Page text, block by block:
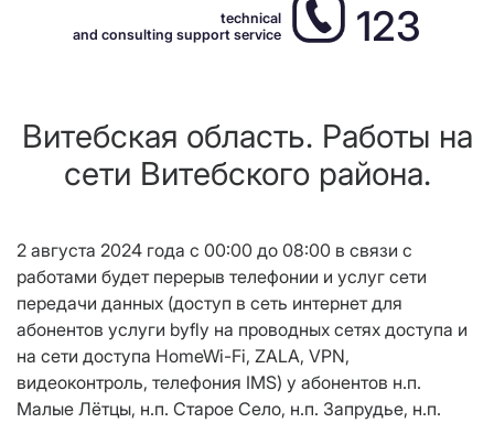
technical
and consulting support service
123
Витебская область. Работы на
сети Витебского района.
2 августа 2024 года с 00:00 до 08:00 в связи с
работами будет перерыв телефонии и услуг сети
передачи данных (доступ в сеть интернет для
абонентов услуги byfly на проводных сетях доступа и
на сети доступа HomeWi-Fi, ZALA, VPN,
видеоконтроль, телефония IMS) у абонентов н.п.
Малые Лётцы, н.п. Старое Село, н.п. Запрудье, н.п.